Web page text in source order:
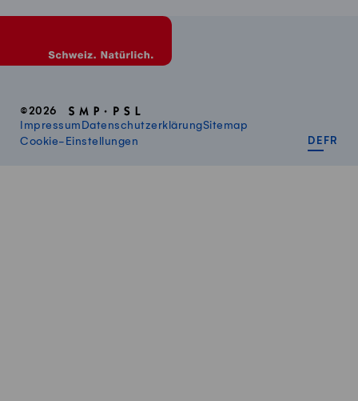
©2026
Impressum DatenschutzerklärungSitemap
Cookie-Einstellungen
DE FR